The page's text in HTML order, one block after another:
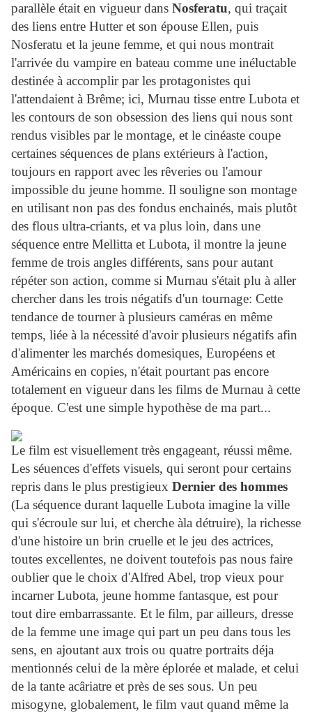
parallèle était en vigueur dans Nosferatu, qui traçait
des liens entre Hutter et son épouse Ellen, puis
Nosferatu et la jeune femme, et qui nous montrait
l'arrivée du vampire en bateau comme une inéluctable
destinée à accomplir par les protagonistes qui
l'attendaient à Brême; ici, Murnau tisse entre Lubota et
les contours de son obsession des liens qui nous sont
rendus visibles par le montage, et le cinéaste coupe
certaines séquences de plans extérieurs à l'action,
toujours en rapport avec les rêveries ou l'amour
impossible du jeune homme. Il souligne son montage
en utilisant non pas des fondus enchainés, mais plutôt
des flous ultra-criants, et va plus loin, dans une
séquence entre Mellitta et Lubota, il montre la jeune
femme de trois angles différents, sans pour autant
répéter son action, comme si Murnau s'était plu à aller
chercher dans les trois négatifs d'un tournage: Cette
tendance de tourner à plusieurs caméras en même
temps, liée à la nécessité d'avoir plusieurs négatifs afin
d'alimenter les marchés domesiques, Européens et
Américains en copies, n'était pourtant pas encore
totalement en vigueur dans les films de Murnau à cette
époque. C'est une simple hypothèse de ma part...
Le film est visuellement très engageant, réussi même.
Les séuences d'effets visuels, qui seront pour certains
repris dans le plus prestigieux Dernier des hommes
(La séquence durant laquelle Lubota imagine la ville
qui s'écroule sur lui, et cherche àla détruire), la richesse
d'une histoire un brin cruelle et le jeu des actrices,
toutes excellentes, ne doivent toutefois pas nous faire
oublier que le choix d'Alfred Abel, trop vieux pour
incarner Lubota, jeune homme fantasque, est pour
tout dire embarrassante. Et le film, par ailleurs, dresse
de la femme une image qui part un peu dans tous les
sens, en ajoutant aux trois ou quatre portraits déja
mentionnés celui de la mère éplorée et malade, et celui
de la tante acâriatre et près de ses sous. Un peu
misogyne, globalement, le film vaut quand même la